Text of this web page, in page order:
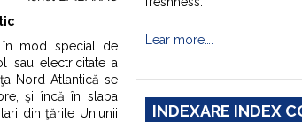
în mod special de
sau electricitate a
Nord-Atlantică se
şi încă în slaba
din ţările Uniunii
Lear more….
INDEXARE INDEX